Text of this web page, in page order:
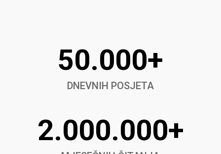
50.000+
DNEVNIH POSJETA
2.000.000+